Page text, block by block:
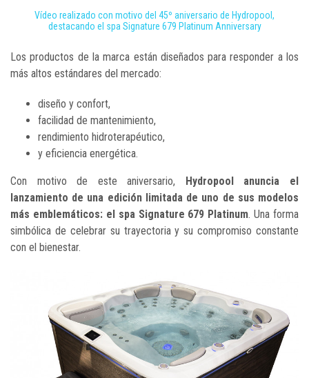
Vídeo realizado con motivo del 45º aniversario de Hydropool,
destacando el spa Signature 679 Platinum Anniversary
Los productos de la marca están diseñados para responder a los
más altos estándares del mercado:
diseño y confort,
facilidad de mantenimiento,
rendimiento hidroterapéutico,
y eficiencia energética.
Con motivo de este aniversario, Hydropool anuncia el
lanzamiento de una edición limitada de uno de sus modelos
más emblemáticos: el spa Signature 679 Platinum . Una forma
simbólica de celebrar su trayectoria y su compromiso constante
con el bienestar.